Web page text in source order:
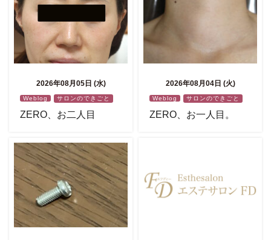
2026年08月05日 (水)
Weblog サロンのできごと
ZERO、お二人目
2026年08月04日 (火)
Weblog サロンのできごと
ZERO、お一人目。